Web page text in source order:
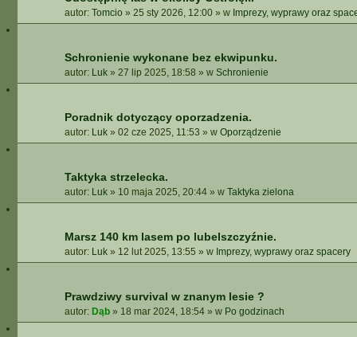
autor: Tomcio » 25 sty 2026, 12:00 » w Imprezy, wyprawy oraz
Schronienie wykonane bez ekwipunku.
autor: Luk » 27 lip 2025, 18:58 » w Schronienie
Poradnik dotyczący oporzadzenia.
autor: Luk » 02 cze 2025, 11:53 » w Oporządzenie
Taktyka strzelecka.
autor: Luk » 10 maja 2025, 20:44 » w Taktyka zielona
Marsz 140 km lasem po lubelszczyźnie.
autor: Luk » 12 lut 2025, 13:55 » w Imprezy, wyprawy oraz spacery
Prawdziwy survival w znanym lesie ?
autor: Dąb » 18 mar 2024, 18:54 » w Po godzinach